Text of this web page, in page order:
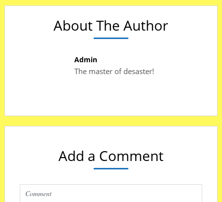
About The Author
Admin
The master of desaster!
Add a Comment